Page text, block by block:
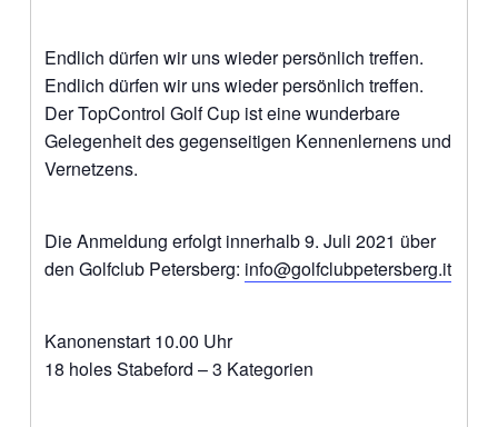
Endlich dürfen wir uns wieder persönlich treffen.
Endlich dürfen wir uns wieder persönlich treffen.
Der TopControl Golf Cup ist eine wunderbare
Gelegenheit des gegenseitigen Kennenlernens und
Vernetzens.
Die Anmeldung erfolgt innerhalb 9. Juli 2021 über
den Golfclub Petersberg: info@golfclubpetersberg.it
Kanonenstart 10.00 Uhr
18 holes Stabeford – 3 Kategorien